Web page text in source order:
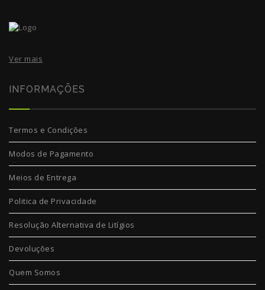
Ver mais
INFORMAÇÕES
Termos e Condições
Modos de Pagamento
Meios de Entrega
Politica de Privacidade
Resolução Alternativa de Litígios
Devoluções
Quem Somos